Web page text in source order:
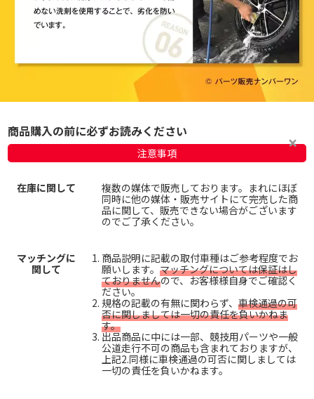
商品購入の前に必ずお読みください
注意事項
在庫に関して
複数の媒体で販売しております。まれにほぼ
同時に他の媒体・販売サイトにて完売した商
品に関して、販売できない場合がございます
のでご了承ください。
マッチングに
関して
商品説明に記載の取付車種はご参考程度でお
願いします。 マッチングについては保証はし
ておりませんので、お客様様自身でご確認く
ださい。
規格の記載の有無に関わらず、 車検通過の可
否に関しましては一切の責任を負いかねま
す。
出品商品に中には一部、競技用パーツや一般
公道走行不可の商品も含まれておりますが、
上記2.同様に車検通過の可否に関しましては
一切の責任を負いかねます。